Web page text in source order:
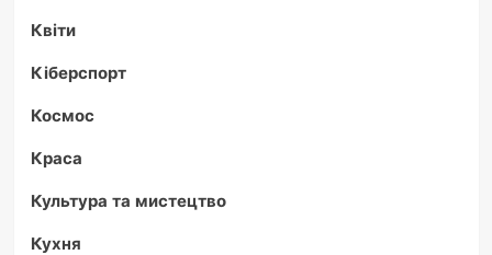
Квіти
Кіберспорт
Космос
Краса
Культура та мистецтво
Кухня